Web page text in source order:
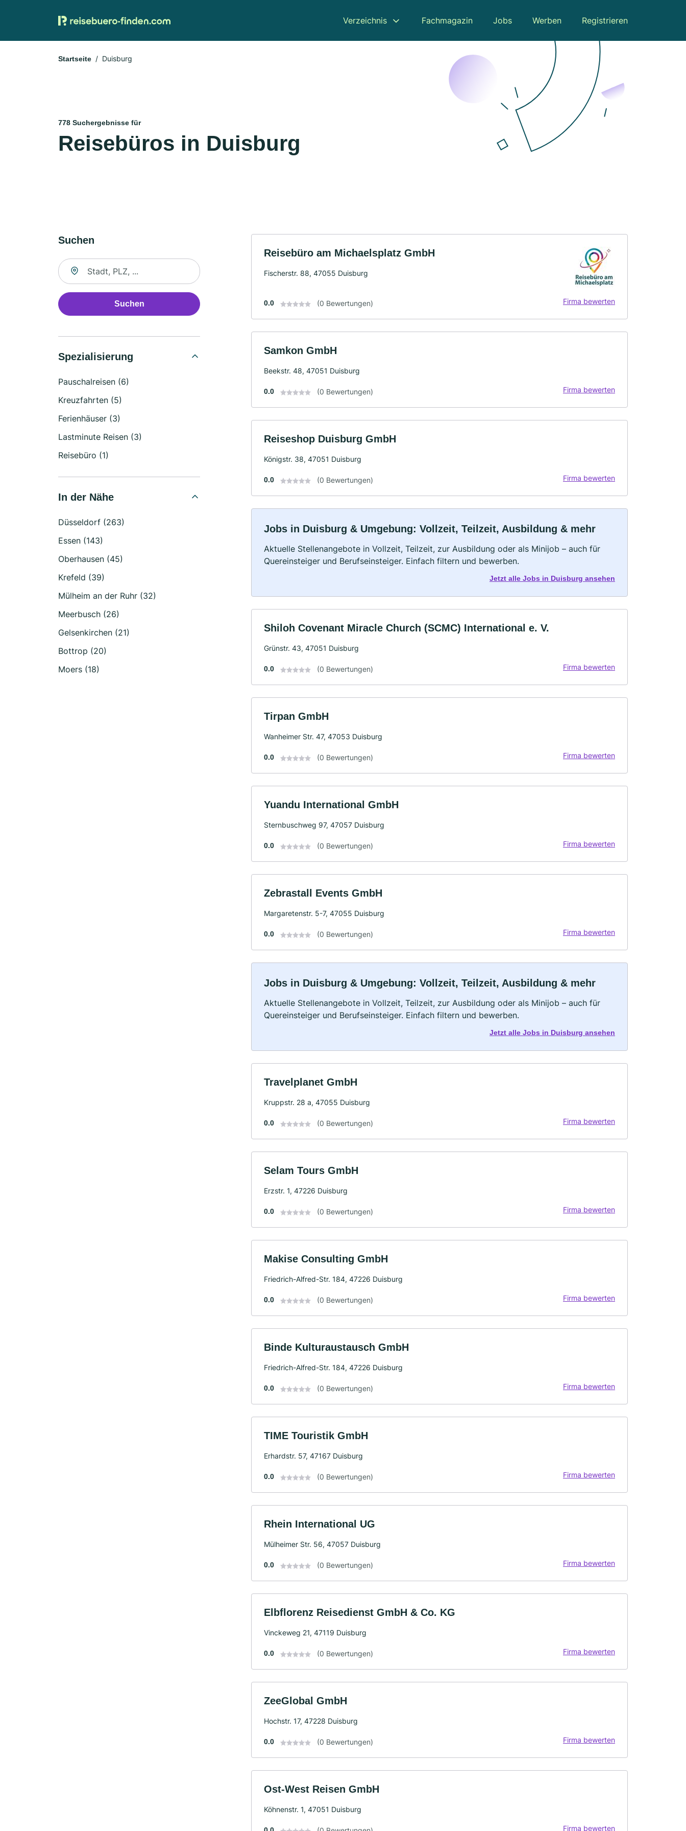
Verzeichnis Fachmagazin Jobs Werben Registrieren
Startseite Duisburg
778 Suchergebnisse für
Reisebüros in Duisburg
Suchen
Suche nach Ort
Suchen
Spezialisierung
Pauschalreisen (6)
Kreuzfahrten (5)
Ferienhäuser (3)
Lastminute Reisen (3)
Reisebüro (1)
In der Nähe
Düsseldorf (263)
Essen (143)
Oberhausen (45)
Krefeld (39)
Mülheim an der Ruhr (32)
Meerbusch (26)
Gelsenkirchen (21)
Bottrop (20)
Moers (18)
Reisebüro am Michaelsplatz GmbH
Fischerstr. 88, 47055 Duisburg
0.0 (0 Bewertungen) Firma bewerten
Samkon GmbH
Beekstr. 48, 47051 Duisburg
0.0 (0 Bewertungen) Firma bewerten
Reiseshop Duisburg GmbH
Königstr. 38, 47051 Duisburg
0.0 (0 Bewertungen) Firma bewerten
Jobs in Duisburg & Umgebung: Vollzeit, Teilzeit, Ausbildung & mehr
Aktuelle Stellenangebote in Vollzeit, Teilzeit, zur Ausbildung oder als Minijob – auch für
Quereinsteiger und Berufseinsteiger. Einfach filtern und bewerben.
Jetzt alle Jobs in Duisburg ansehen
Shiloh Covenant Miracle Church (SCMC) International e. V.
Grünstr. 43, 47051 Duisburg
0.0 (0 Bewertungen) Firma bewerten
Tirpan GmbH
Wanheimer Str. 47, 47053 Duisburg
0.0 (0 Bewertungen) Firma bewerten
Yuandu International GmbH
Sternbuschweg 97, 47057 Duisburg
0.0 (0 Bewertungen) Firma bewerten
Zebrastall Events GmbH
Margaretenstr. 5-7, 47055 Duisburg
0.0 (0 Bewertungen) Firma bewerten
Jobs in Duisburg & Umgebung: Vollzeit, Teilzeit, Ausbildung & mehr
Aktuelle Stellenangebote in Vollzeit, Teilzeit, zur Ausbildung oder als Minijob – auch für
Quereinsteiger und Berufseinsteiger. Einfach filtern und bewerben.
Jetzt alle Jobs in Duisburg ansehen
Travelplanet GmbH
Kruppstr. 28 a, 47055 Duisburg
0.0 (0 Bewertungen) Firma bewerten
Selam Tours GmbH
Erzstr. 1, 47226 Duisburg
0.0 (0 Bewertungen) Firma bewerten
Makise Consulting GmbH
Friedrich-Alfred-Str. 184, 47226 Duisburg
0.0 (0 Bewertungen) Firma bewerten
Binde Kulturaustausch GmbH
Friedrich-Alfred-Str. 184, 47226 Duisburg
0.0 (0 Bewertungen) Firma bewerten
TIME Touristik GmbH
Erhardstr. 57, 47167 Duisburg
0.0 (0 Bewertungen) Firma bewerten
Rhein International UG
Mülheimer Str. 56, 47057 Duisburg
0.0 (0 Bewertungen) Firma bewerten
Elbflorenz Reisedienst GmbH & Co. KG
Vinckeweg 21, 47119 Duisburg
0.0 (0 Bewertungen) Firma bewerten
ZeeGlobal GmbH
Hochstr. 17, 47228 Duisburg
0.0 (0 Bewertungen) Firma bewerten
Ost-West Reisen GmbH
Köhnenstr. 1, 47051 Duisburg
Firma bewerten